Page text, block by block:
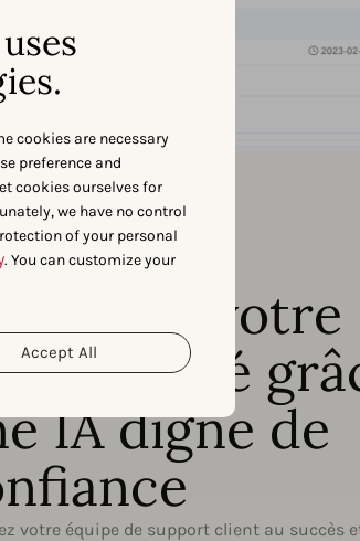
cookies are necessary
preference and
cookies ourselves for
we have no control
of your personal
. You can customize your
Accept All
votre
IA digne de
votre équipe de support client au succès